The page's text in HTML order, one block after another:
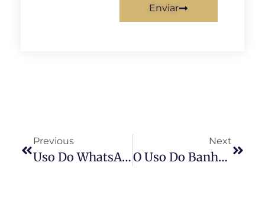
Enviar
Previous
Uso Do WhatsApp Como Prova Na Justiça Do Trabalho
Next
O Uso Do Banheiro No Meio Ambiente De Trabalho De Acordo Com A Identidade De Gênero Da Pessoa Trabalhadora